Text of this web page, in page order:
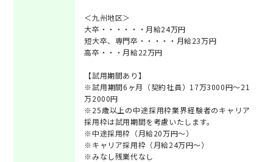
＜九州地区＞
大卒・・・・・・月給24万円
短大卒、専門卒・・・・・月給23万円
高卒・・・月給22万円
【試用期間あり】
※試用期間6ヶ月（契約社員）17万3000円～21
万2000円
※25歳以上の中途採用枠業界経験者のキャリア
採用枠は試用期間を考慮いたします。
※中途採用枠（月給20万円～）
※キャリア採用枠（月給24万円～）
※みなし残業代なし